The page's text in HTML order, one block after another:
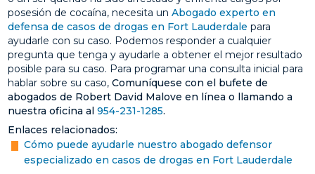
posesión de cocaína, necesita unAbogado experto en
defensa de casos de drogas en Fort Lauderdale para
ayudarle con su caso. Podemos responder a cualquier
pregunta que tenga y ayudarle a obtener el mejor resultado
posible para su caso. Para programar una consulta inicial para
hablar sobre su caso,Comuníquese con el bufete de
abogados de Robert David Malove en línea o llamando a
nuestra oficina al954-231-1285.
Enlaces relacionados:
Cómo puede ayudarle nuestro abogado defensor
especializado en casos de drogas en Fort Lauderdale